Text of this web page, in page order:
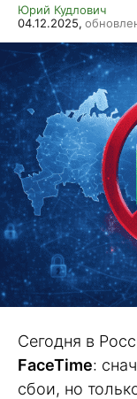
Юрий Кудлович
04.12.2025,
Сегодня в
FaceTime:
сбои, но